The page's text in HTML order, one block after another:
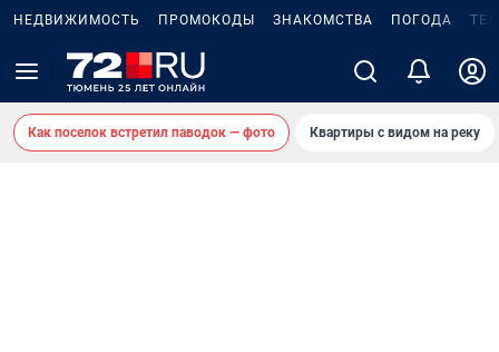
НЕДВИЖИМОСТЬ ПРОМОКОДЫ ЗНАКОМСТВА ПОГОДА
Как поселок встретил паводок — фото Квартиры с видом на реку